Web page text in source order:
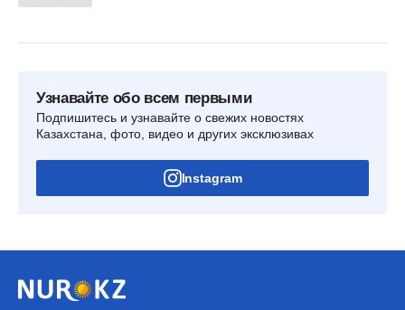
Узнавайте обо всем первыми
Подпишитесь и узнавайте о свежих новостях
Казахстана, фото, видео и других эксклюзивах
Instagram